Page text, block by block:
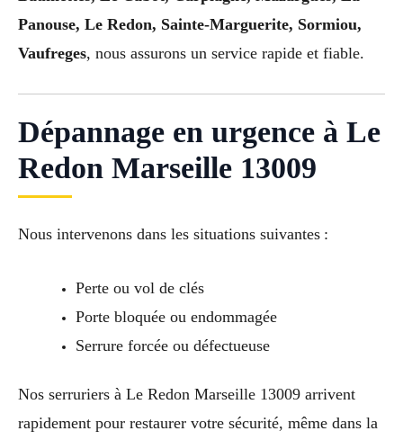
Panouse, Le Redon, Sainte-Marguerite, Sormiou,
Vaufreges, nous assurons un service rapide et fiable.
Dépannage en urgence à Le
Redon Marseille 13009
Nous intervenons dans les situations suivantes :
Perte ou vol de clés
Porte bloquée ou endommagée
Serrure forcée ou défectueuse
Nos serruriers à Le Redon Marseille 13009 arrivent
rapidement pour restaurer votre sécurité, même dans la